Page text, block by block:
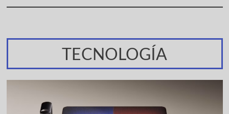
TECNOLOGÍA